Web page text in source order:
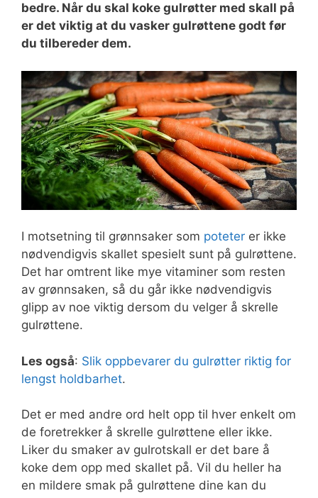
bedre. Når du skal koke gulrøtter med skall på
er det viktig at du vasker gulrøttene godt før
du tilbereder dem.
I motsetning til grønnsaker som poteter er ikke
nødvendigvis skallet spesielt sunt på gulrøttene.
Det har omtrent like mye vitaminer som resten
av grønnsaken, så du går ikke nødvendigvis
glipp av noe viktig dersom du velger å skrelle
gulrøttene.
Les også: Slik oppbevarer du gulrøtter riktig for
lengst holdbarhet.
Det er med andre ord helt opp til hver enkelt om
de foretrekker å skrelle gulrøttene eller ikke.
Liker du smaker av gulrotskall er det bare å
koke dem opp med skallet på. Vil du heller ha
en mildere smak på gulrøttene dine kan du